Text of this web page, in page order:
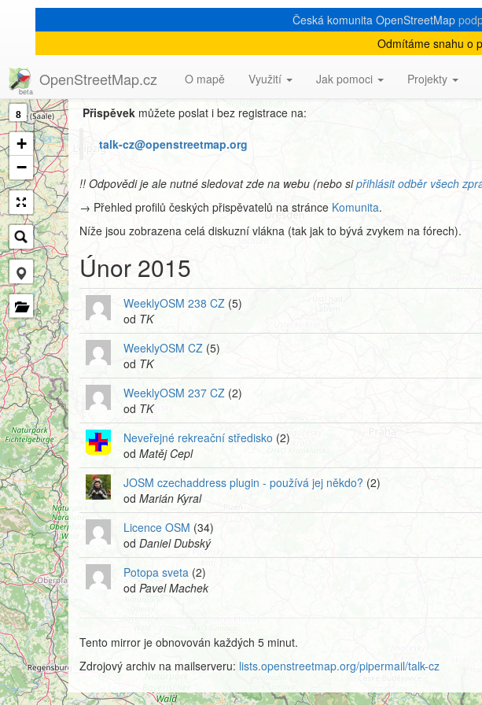
Česká komunita OpenStreetMap
Odmítáme snahu o
OpenStreetMap.cz O mapě Využití Jak pomoci Projekty
8
+
−
Archiv mailové konference talk-
Přispěvek můžete poslat i bez registrace na:
talk-cz@openstreetmap.org
!! Odpovědi je ale nutné sledovat zde na webu (nebo sipřihlásit odběr všech
→ Přehled profilů českých přispěvatelů na stránce Komunita.
Níže jsou zobrazena celá diskuzní vlákna (tak jak to bývá zvykem na fórech).
Únor 2015
WeeklyOSM 238 CZ (5)
od TK
WeeklyOSM CZ (5)
od TK
WeeklyOSM 237 CZ (2)
od TK
Neveřejné rekreační středisko (2)
od Matěj Cepl
JOSM czechaddress plugin - používá jej někdo? (2)
od Marián Kyral
Licence OSM (34)
od Daniel Dubský
Potopa sveta (2)
od Pavel Machek
Tento mirror je obnovován každých 5 minut.
Zdrojový archiv na mailserveru: lists.openstreetmap.org/pipermail/talk-cz